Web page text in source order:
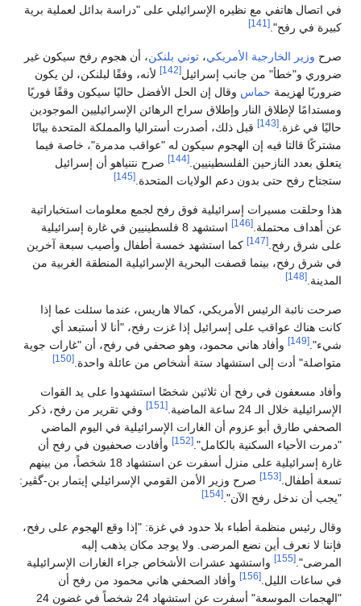
في اتصال هاتفي مع نظيره الإسرائيلي على "دراسة بدائل لعملية برية
كبيرة في رفح". [141]
صرح وزير الخارجية الأمريكي، توني بلنكن، أن هجوم رفح سيكون غير
ضروري و"خطأ" من جانب إسرائيل[142]
لأنه، وفقًا لبلنكن، لن يكون
ضروريًا لهزيمة حماس وقال إن الحل الأفضل حاليًا سيكون وقفًا فوريًا
ومستدامًا لإطلاق النار وإطلاق سراح الرهائن الإسرائيليين الموجودين
حاليًا في غزة. [143]
قبل ذلك، أصدرت أستراليا والمملكة المتحدة بيانًا
مشتركًا قالتا فيه إن الهجوم سيكون له "عواقب مدمرة"، خاصة فيما
يتعلق بعدد النازحين الفلسطينيين. [144]
صرح نتنياهو أن إسرائيل
ستجتاح رفح حتى بدون دعم الولايات المتحدة. [145]
هذا وحلقت مسيرات إسرائيلية فوق رفح لجمع معلومات استخباراتية
عن أهداف محتملة. [146]
استشهد 8 فلسطينيين في غارة إسرائيلية
على شرق رفح. [147]
كما استشهد خمسة أطفال وأصيب سبعة آخرين
في شرق رفح، بينما قصفت البحرية الإسرائيلية المنطقة الغربية من
المدينة. [148]
صرحت نائبة الرئيس الأمريكي، كمالا هاريس، عندما سئلت عما إذا
كانت هناك عواقب على إسرائيل إذا غزت رفح، "أنا لا أستبعد أي
شيء". [149]
وأفاد هاني محمود، وهو صحفي في رفح، أن "غارات جوية
متواصلة" أدت إلى استشهاد ستة أشخاص من عائلة واحدة. [150]
وأفاد مسعفون في رفح أن ثلاثين شخصًا استشهدوا على يد القوات
الإسرائيلية خلال الـ 24 ساعة الماضية.
[151]
وفي تقرير من رفح، ذكر
الصحفي طارق أبو عزوم أن الغارات الإسرائيلية في اليوم الماضي
"دمرت الأحياء السكنية بالكامل". [152]
وأفادت صحفيون في رفح أن
غارة إسرائيلية على منزل أسفرت عن استشهاد 18 شخصاً، من بينهم
تسعة أطفال. [153]
صرح وزير الأمن القومي الإسرائيلي إيتمار بن-گڤير:
"يجب أن ندخل رفح الآن". [154]
وقال رئيس منظمة أطباء بلا حدود في غزة: "إذا وقع الهجوم على رفح،
فإننا لا نعرف أين نضع المرضى. ولا يوجد مكان يذهب إليه
المرضى". [155]
واستشهد عشرات الأشخاص جراء الغارات الإسرائيلية
في ساعات الليل. [156]
وأفاد الصحفي هاني محمود من رفح أن
"الهجمات الموسعة" أسفرت عن استشهاد 24 شخصاً في غضون 24